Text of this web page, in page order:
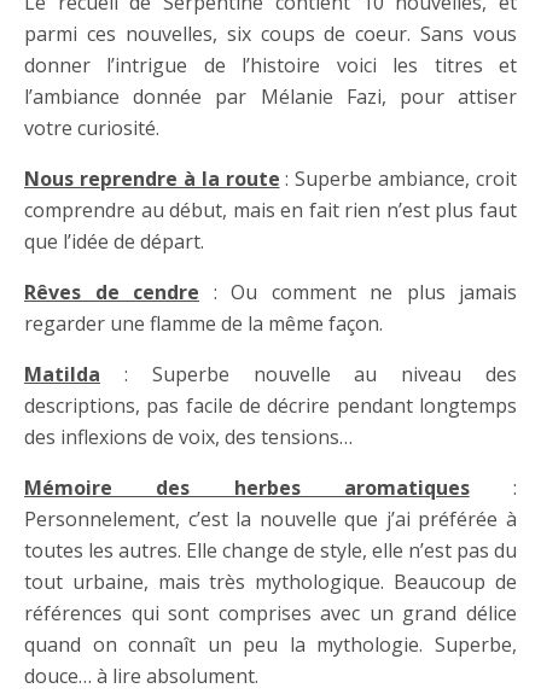
parmi ces nouvelles, six coups de coeur. Sans vous
donner l’intrigue de l’histoire voici les titres et
l’ambiance donnée par Mélanie Fazi, pour attiser
votre curiosité.
Nous reprendre à la route : Superbe ambiance, croit
comprendre au début, mais en fait rien n’est plus faut
que l’idée de départ.
Rêves de cendre : Ou comment ne plus jamais
regarder une flamme de la même façon.
Matilda : Superbe nouvelle au niveau des
descriptions, pas facile de décrire pendant longtemps
des inflexions de voix, des tensions…
Mémoire des herbes aromatiques:
Personnelement, c’est la nouvelle que j’ai préférée à
toutes les autres. Elle change de style, elle n’est pas du
tout urbaine, mais très mythologique. Beaucoup de
références qui sont comprises avec un grand délice
quand on connaît un peu la mythologie. Superbe,
douce… à lire absolument.